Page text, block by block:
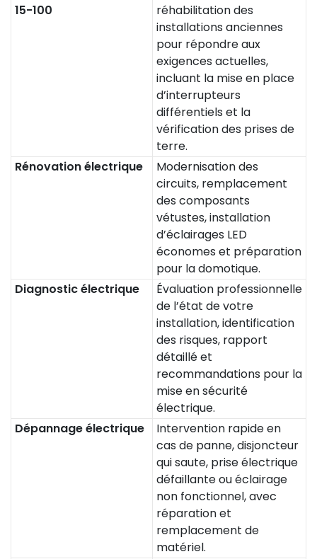
15-100
réhabilitation des
installations anciennes
pour répondre aux
exigences actuelles,
incluant la mise en place
d’interrupteurs
différentiels et la
vérification des prises de
terre.
Rénovation électrique
Modernisation des
circuits, remplacement
des composants
vétustes, installation
d’éclairages LED
économes et préparation
pour la domotique.
Diagnostic électrique
Évaluation professionnelle
de l’état de votre
installation, identification
des risques, rapport
détaillé et
recommandations pour la
mise en sécurité
électrique.
Dépannage électrique
Intervention rapide en
cas de panne, disjoncteur
qui saute, prise électrique
défaillante ou éclairage
non fonctionnel, avec
réparation et
remplacement de
matériel.